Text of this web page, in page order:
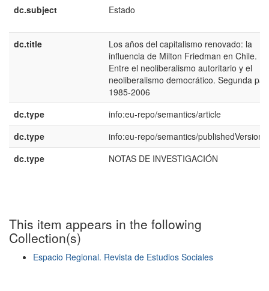
dc.subject Estado
dc.title
Los años del capitalismo renovado: la
influencia de Milton Friedman en Chile.
Entre el neoliberalismo autoritario y el
neoliberalismo democrático. Segunda
1985-2006
dc.type
info:eu-repo/semantics/article
dc.type
info:eu-repo/semantics/publishedVersion
dc.type
NOTAS DE INVESTIGACIÓN
This item appears in the following
Collection(s)
Espacio Regional. Revista de Estudios Sociales